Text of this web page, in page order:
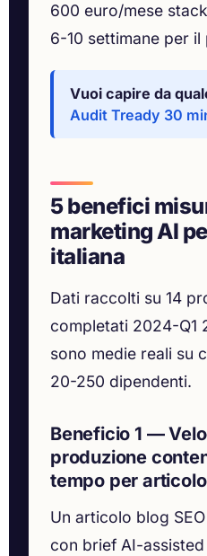
600 euro/mese
6-10 settimane per il
Vuoi capire da
Audit Tready 30
5 benefici
marketing AI
italiana
Dati raccolti su 14
completati 2024-Q1
sono medie reali su
20-250 dipendenti.
Beneficio 1 —
produzione
tempo per
Un articolo blog
con brief AI-